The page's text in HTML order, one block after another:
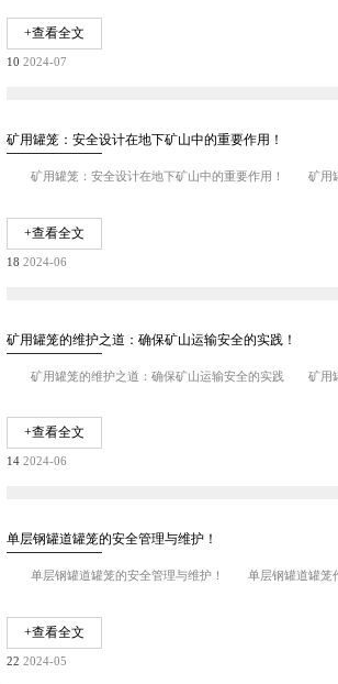
+查看全文
10 2024-07
矿用罐笼：安全设计在地下矿山中的重要作用！
+查看全文
18 2024-06
矿用罐笼的维护之道：确保矿山运输安全的实践！
+查看全文
14 2024-06
单层钢罐道罐笼的安全管理与维护！
+查看全文
22 2024-05